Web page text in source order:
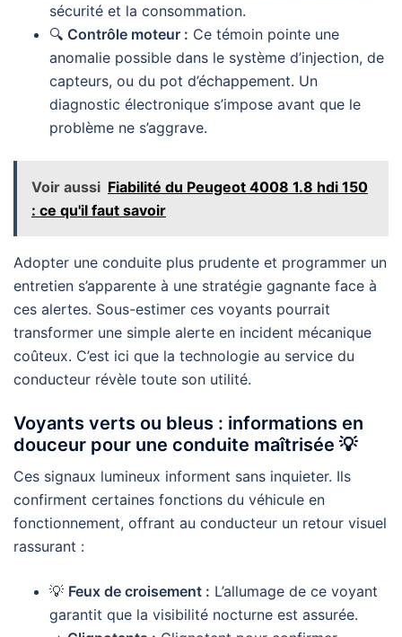
sécurité et la consommation.
🔍 Contrôle moteur : Ce témoin pointe une
anomalie possible dans le système d’injection, de
capteurs, ou du pot d’échappement. Un
diagnostic électronique s’impose avant que le
problème ne s’aggrave.
Voir aussi Fiabilité du Peugeot 4008 1.8 hdi 150
: ce qu'il faut savoir
Adopter une conduite plus prudente et programmer un
entretien s’apparente à une stratégie gagnante face à
ces alertes. Sous-estimer ces voyants pourrait
transformer une simple alerte en incident mécanique
coûteux. C’est ici que la technologie au service du
conducteur révèle toute son utilité.
Voyants verts ou bleus : informations en
douceur pour une conduite maîtrisée 💡
Ces signaux lumineux informent sans inquieter. Ils
confirment certaines fonctions du véhicule en
fonctionnement, offrant au conducteur un retour visuel
rassurant :
💡 Feux de croisement : L’allumage de ce voyant
garantit que la visibilité nocturne est assurée.